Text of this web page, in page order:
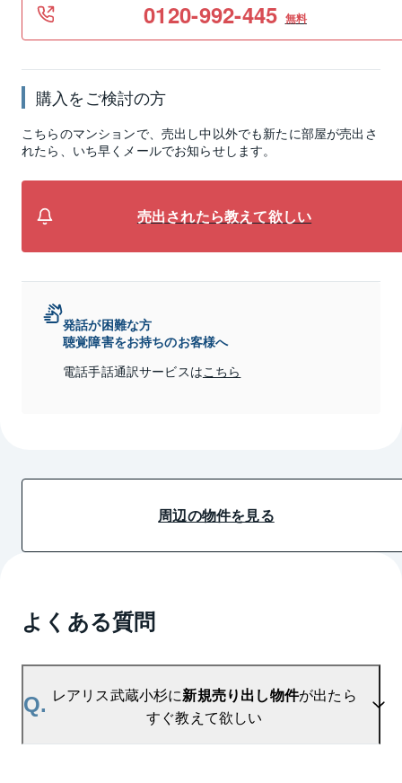
0120-992-445 無料
購入をご検討の方
こちらのマンションで、売出し中以外でも新たに部屋が売出さ
れたら、いち早くメールでお知らせします。
売出されたら教えて欲しい
発話が困難な方
聴覚障害をお持ちのお客様へ
電話手話通訳サービスはこちら
周辺の物件を見る
よくある質問
Q. レアリス武蔵小杉に新規売り出し物件が出たら
すぐ教えて欲しい